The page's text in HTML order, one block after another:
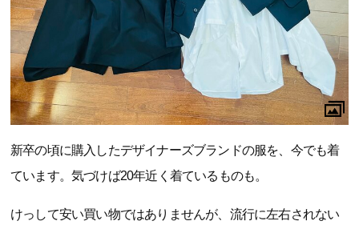
新卒の頃に購入したデザイナーズブランドの服を、今でも着
ています。気づけば20年近く着ているものも。
けっして安い買い物ではありませんが、流行に左右されない